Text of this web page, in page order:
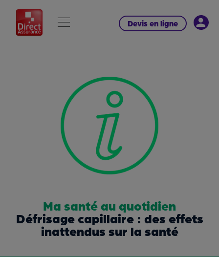
Devis en ligne
Ma santé au quotidien
Défrisage capillaire : des effets
inattendus sur la santé